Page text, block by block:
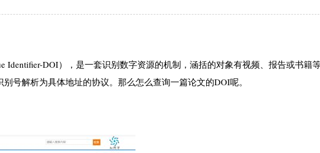
Identifier-DOI），是一套识别数字资源的机制，涵括的对象有视频、报告或书籍
号解析为具体地址的协议。那么怎么查询一篇论文的DOI呢。